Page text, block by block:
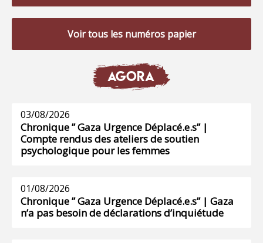
Voir tous les numéros papier
AGORA
03/08/2026
Chronique ” Gaza Urgence Déplacé.e.s” |
Compte rendus des ateliers de soutien
psychologique pour les femmes
01/08/2026
Chronique ” Gaza Urgence Déplacé.e.s” | Gaza
n’a pas besoin de déclarations d’inquiétude